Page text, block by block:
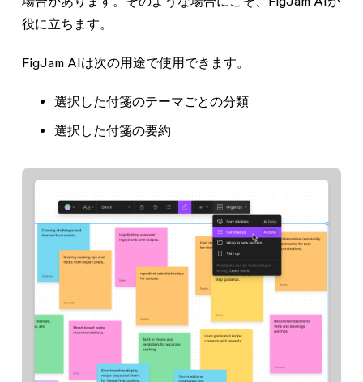
役に立ちます。
FigJam AIは次の用途で使用できます。
選択した付箋のテーマごとの分類
選択した付箋の要約